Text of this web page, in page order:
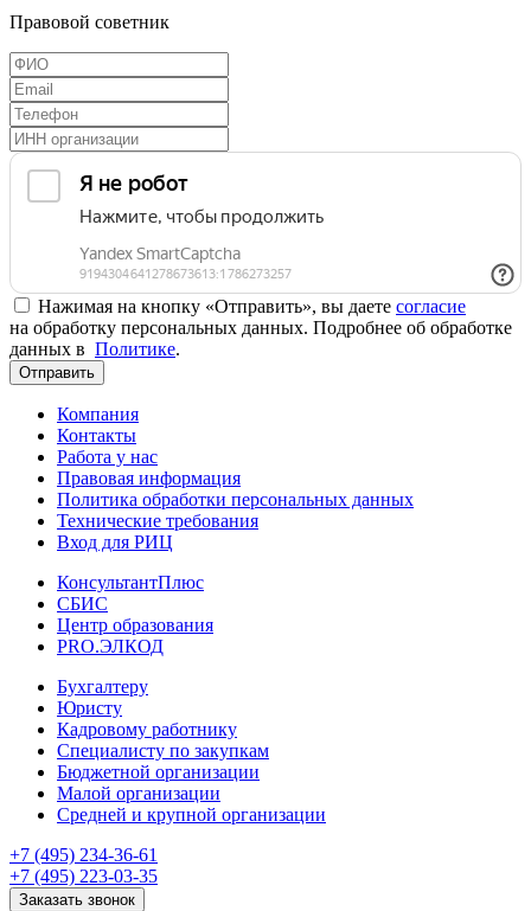
Правовой советник
Нажимая на кнопку «Отправить», вы даете согласие
на обработку персональных данных. Подробнее об обработке
данных в Политике.
Отправить
Компания
Контакты
Работа у нас
Правовая информация
Политика обработки персональных данных
Технические требования
Вход для РИЦ
КонсультантПлюс
СБИС
Центр образования
PRO.ЭЛКОД
Бухгалтеру
Юристу
Кадровому работнику
Специалисту по закупкам
Бюджетной организации
Малой организации
Средней и крупной организации
+7 (495) 234-36-61
+7 (495) 223-03-35
Заказать звонок